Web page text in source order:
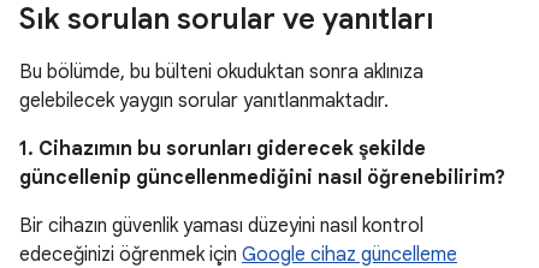
Sık sorulan sorular ve yanıtları
Bu bölümde, bu bülteni okuduktan sonra aklınıza
gelebilecek yaygın sorular yanıtlanmaktadır.
1. Cihazımın bu sorunları giderecek şekilde
güncellenip güncellenmediğini nasıl öğrenebilirim?
Bir cihazın güvenlik yaması düzeyini nasıl kontrol
edeceğinizi öğrenmek için Google cihaz güncelleme